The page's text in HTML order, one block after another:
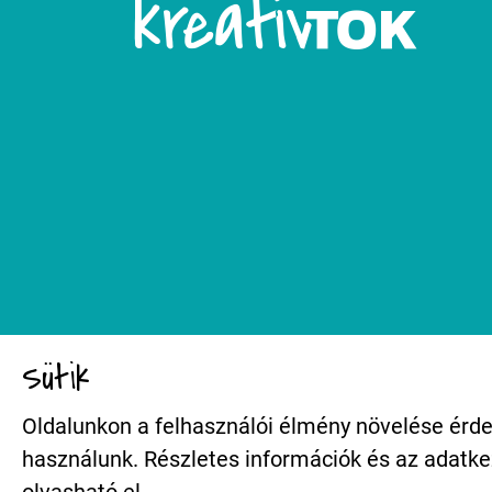
Sütik
Oldalunkon a felhasználói élmény növelése
használunk. Részletes információk és az